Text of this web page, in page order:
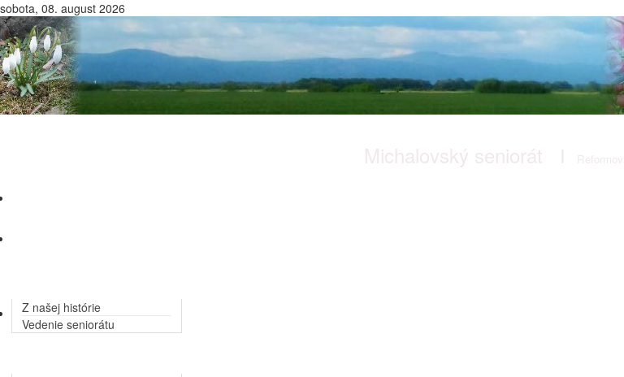
sobota, 08. august 2026
Z našej histórie
Vedenie seniorátu
Zbory seniorátu